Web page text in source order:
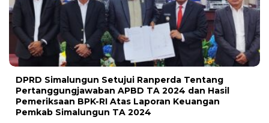
DPRD Simalungun Setujui Ranperda Tentang
Pertanggungjawaban APBD TA 2024 dan Hasil
Pemeriksaan BPK-RI Atas Laporan Keuangan
Pemkab Simalungun TA 2024